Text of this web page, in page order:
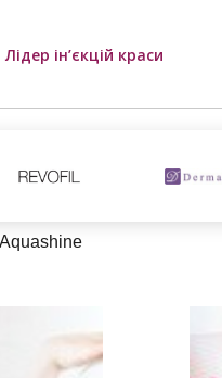
Лідер ін’єкцій краси
Aquashine